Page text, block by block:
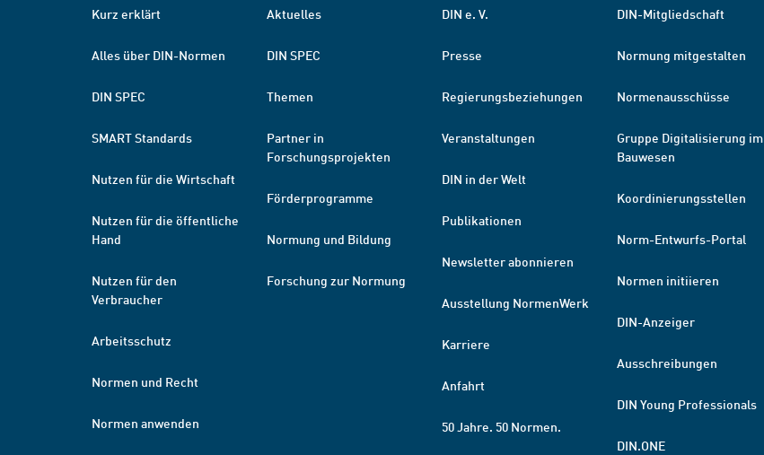
Kurz erklärt
Alles über DIN-Normen
DIN SPEC
SMART Standards
Nutzen für die Wirtschaft
Nutzen für die öffentliche
Hand
Nutzen für den
Verbraucher
Arbeitsschutz
Normen und Recht
Normen anwenden
Aktuelles
DIN SPEC
Themen
Partner in
Forschungsprojekten
Förderprogramme
Normung und Bildung
Forschung zur Normung
DIN e. V.
Presse
Regierungsbeziehungen
Veranstaltungen
DIN in der Welt
Publikationen
Newsletter abonnieren
Ausstellung NormenWerk
Karriere
Anfahrt
50 Jahre. 50 Normen.
DIN-Mitgliedschaft
Normung mitgestalten
Normenausschüsse
Gruppe Digitalisierung im
Bauwesen
Koordinierungsstellen
Norm-Entwurfs-Portal
Normen initiieren
DIN-Anzeiger
Ausschreibungen
DIN Young Professionals
DIN.ONE